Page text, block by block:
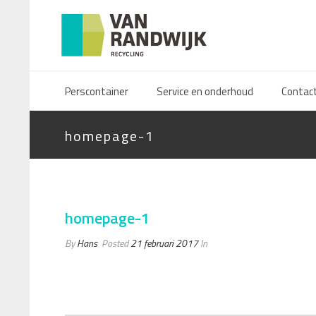
Perscontainer Service en onderhoud
homepage-1
homepage-1
ByHans Posted21 februari 2017In